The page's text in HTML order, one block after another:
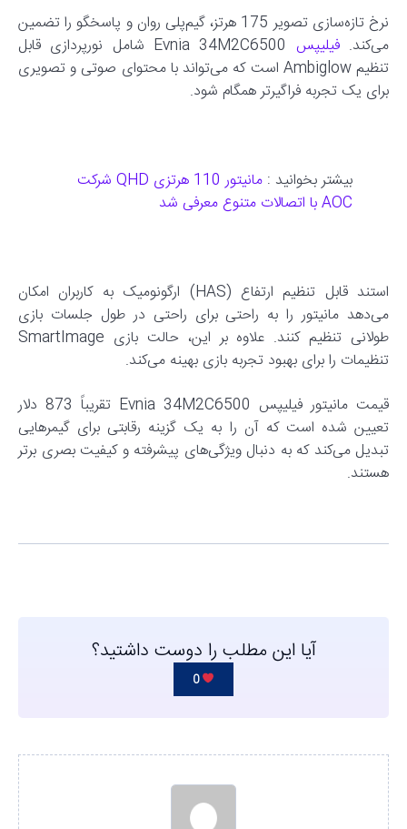
نرخ تازه‌سازی تصویر 175 هرتز، گیم‌پلی روان و پاسخگو را تضمین
می‌کند.فیلیپس
Evnia 34M2C6500 شامل نورپردازی قابل
تنظیم Ambiglow است که می‌تواند با محتوای صوتی و تصویری
برای یک تجربه فراگیرتر همگام شود.
بیشتر بخوانید :
مانیتور 110 هرتزی QHD شرکت
AOC با اتصالات متنوع معرفی شد
استند قابل تنظیم ارتفاع (HAS) ارگونومیک به کاربران امکان
می‌دهد مانیتور را به راحتی برای راحتی در طول جلسات بازی
طولانی تنظیم کنند. علاوه بر این، حالت بازی SmartImage
تنظیمات را برای بهبود تجربه بازی بهینه می‌کند.
قیمت مانیتور فیلیپس Evnia 34M2C6500 تقریباً 873 دلار
تعیین شده است که آن را به یک گزینه رقابتی برای گیمرهایی
تبدیل می‌کند که به دنبال ویژگی‌های پیشرفته و کیفیت بصری برتر
هستند.
آیا این مطلب را دوست داشتید؟
0